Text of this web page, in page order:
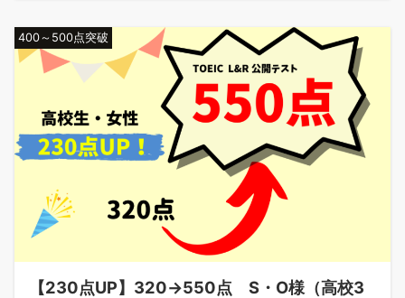
400～500点突破
【230点UP】320→550点 S・O様（高校3